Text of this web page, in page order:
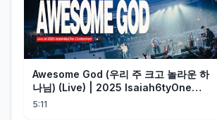
Awesome God (우리 주 크고 놀라운 하
나님) (Live) | 2025 Isaiah6tyOne
Conference | 예수전도단 화요모임
5:11